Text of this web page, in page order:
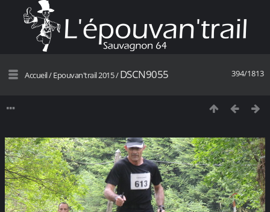
394/1813
Accueil/Epouvan'trail 2015/DSCN9055